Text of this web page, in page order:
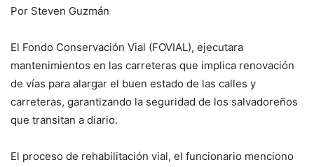
Por Steven Guzmán
El Fondo Conservación Vial (FOVIAL), ejecutara
mantenimientos en las carreteras que implica renovación
de vías para alargar el buen estado de las calles y
carreteras, garantizando la seguridad de los salvadoreños
que transitan a diario.
El proceso de rehabilitación vial, el funcionario menciono